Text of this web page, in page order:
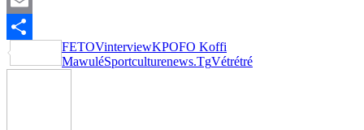
Email
Partager
FETOVinterviewKPOFO Koffi
MawuléSportculturenews.TgVétrétré